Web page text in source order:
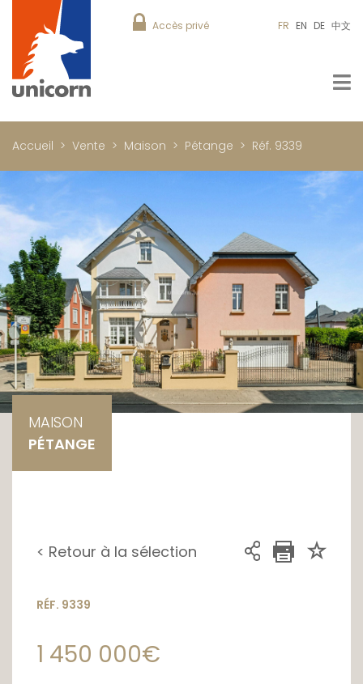
Accès privé FR EN DE 中文
Accueil Vente Maison Pétange Réf. 9339
MAISON
PÉTANGE
< Retour à la sélection
RÉF. 9339
1 450 000€